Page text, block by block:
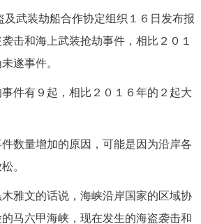
评论 打印 字大 字小
武装劫船合作协定组织１６日发布报
击和海上武装抢劫事件，相比２０１
遂事件。
有９起，相比２０１６年的２起大
量增加的原因，可能是因为沿岸各
。
文的话说，海峡沿岸国家的区域协
马六甲海峡，现在发生的海盗袭击和